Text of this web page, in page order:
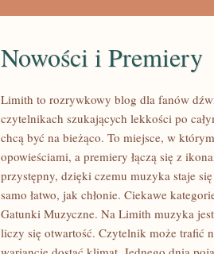
Nowości i Premiery
Limith to rozrywkowy blog dla fanów
czytelnikach szukających lekkości po
chcą być na bieżąco. To miejsce, w
opowieściami, a premiery łączą się z
przystępny, dzięki czemu muzyka staje
samo łatwo, jak chłonie. Ciekawe
Gatunki Muzyczne. Na Limith muzyka
liczy się otwartość. Czytelnik może trafić